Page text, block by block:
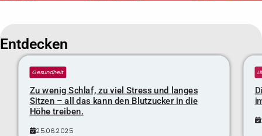
Entdecken
Gesundheit
Zu wenig Schlaf, zu viel Stress und langes
Sitzen – all das kann den Blutzucker in die
Höhe treiben.
25.06.2025